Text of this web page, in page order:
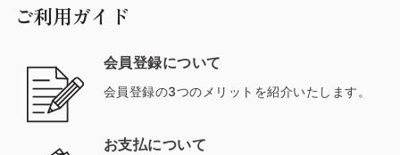
ご利用ガイド
会員登録について
会員登録の3つのメリットを紹介いたします。
お支払について